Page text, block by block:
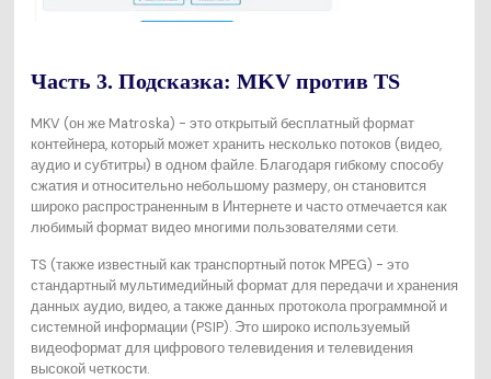
Часть 3. Подсказка: MKV против TS
MKV (он же Matroska) - это открытый бесплатный формат
контейнера, который может хранить несколько потоков (видео,
аудио и субтитры) в одном файле. Благодаря гибкому способу
сжатия и относительно небольшому размеру, он становится
широко распространенным в Интернете и часто отмечается как
любимый формат видео многими пользователями сети.
TS (также известный как транспортный поток MPEG) - это
стандартный мультимедийный формат для передачи и хранения
данных аудио, видео, а также данных протокола программной и
системной информации (PSIP). Это широко используемый
видеоформат для цифрового телевидения и телевидения
высокой четкости.